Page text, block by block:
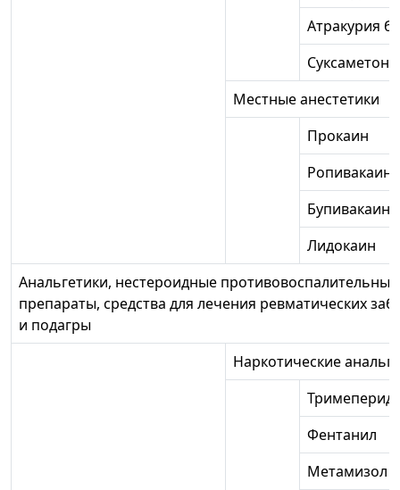
Атракурия
Местные анестетики
Прокаин
Ропивакаин
Бупивакаин
Лидокаин
Анальгетики, нестероидные противовоспалительные
препараты, средства для лечения ревматических
и подагры
Наркотические
Фентанил
Метамизол